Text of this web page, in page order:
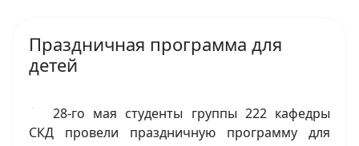
Праздничная программа для
детей
28-го мая студенты группы 222 кафедры
СКД провели праздничную программу для